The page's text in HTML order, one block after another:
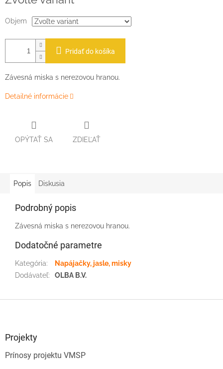
Objem
Pridať do košíka
Závesná miska s nerezovou hranou.
Detailné informácie
OPÝTAŤ SA ZDIEĽAŤ
Popis Diskusia
Podrobný popis
Závesná miska s nerezovou hranou.
Dodatočné parametre
Kategória:
Napájačky, jasle, misky
Dodávateľ: OLBA B.V.
Projekty
Prínosy projektu VMSP